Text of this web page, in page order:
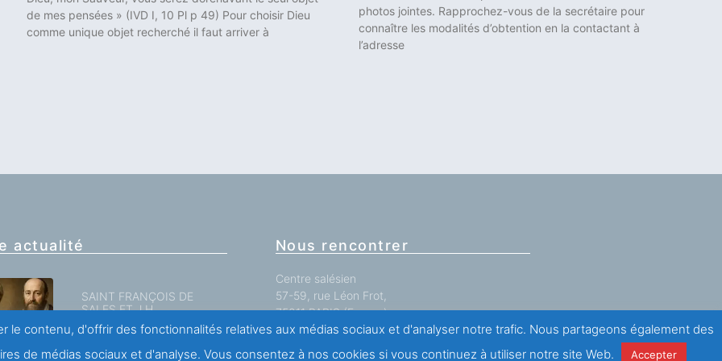
de mes pensées » (IVD I, 10 Pl p 49) Pour choisir Dieu
comme unique objet recherché il faut arriver à
photos jointes. Rapprochez-vous de la secrétaire pour
connaître les modalités d’obtention en la contactant à
l’adresse
actualité
SAINT FRANÇOIS DE
SALES ET J.H
NEWMAN
Nous rencontrer
Centre salésien
57-59, rue Léon Frot,
75011 PARIS (France)
Tél. : (00) (33) (0)1 43 67 60 60
contenu, d'offrir des fonctionnalités relatives aux médias sociaux et d'analyser notre trafic. Nous partageons également des
de médias sociaux et d'analyse. Vous consentez à nos cookies si vous continuez à utiliser notre site Web.
Accepter